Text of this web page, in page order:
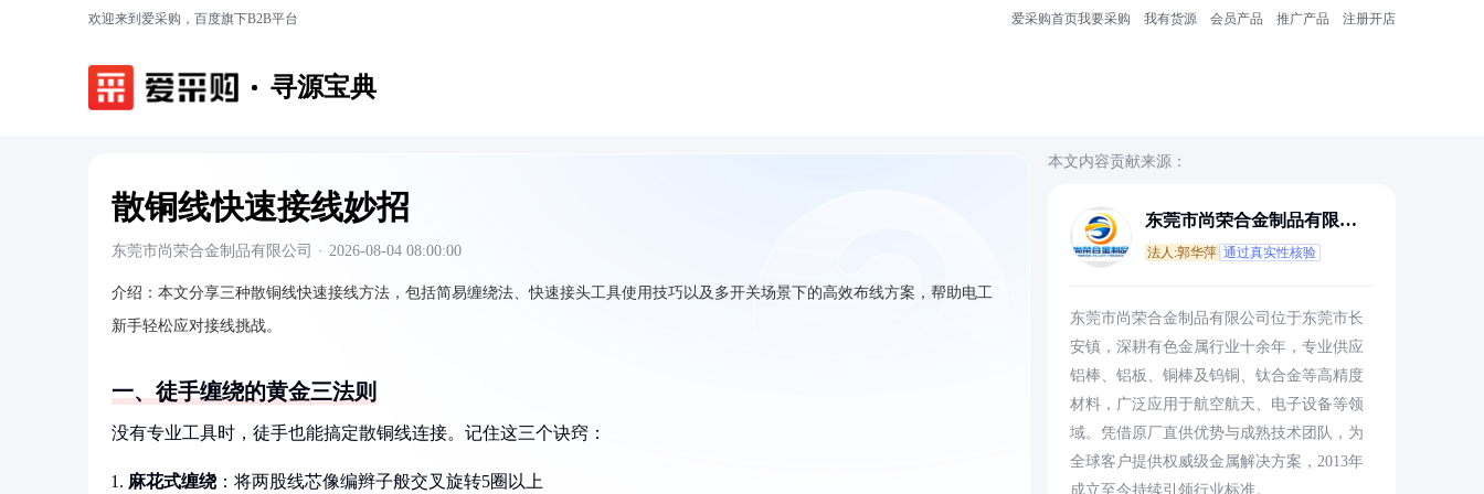
欢迎来到爱采购，百度旗下B2B平台 爱采购首页我要采购 我有货源 会员产品 推广产品 注册开店
寻源宝典
散铜线快速接线妙招
东莞市尚荣合金制品有限公司 · 2026-08-04 08:00:00
介绍： 本文分享三种散铜线快速接线方法，包括简易缠绕法、快速接头工具使用技巧以及多开关场景下的高效布线方案，帮助电工
新手轻松应对接线挑战。
一、徒手缠绕的黄金三法则
没有专业工具时，徒手也能搞定散铜线连接。记住这三个诀窍：
麻花式缠绕 ：将两股线芯像编辫子般交叉旋转5圈以上
本文内容贡献来源：
东莞市尚荣合金制品有限公
法人:郭华萍 通过真实性核验
东莞市尚荣合金制品有限公司位于东莞市长
安镇，深耕有色金属行业十余年，专业供应
铝棒、铝板、铜棒及钨铜、钛合金等高精度
材料，广泛应用于航空航天、电子设备等领
域。凭借原厂直供优势与成熟技术团队，为
全球客户提供权威级金属解决方案，2013年
成立至今持续引领行业标准。